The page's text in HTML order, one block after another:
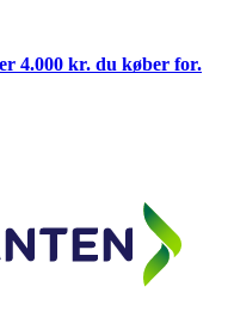
4.000 kr. du køber for.